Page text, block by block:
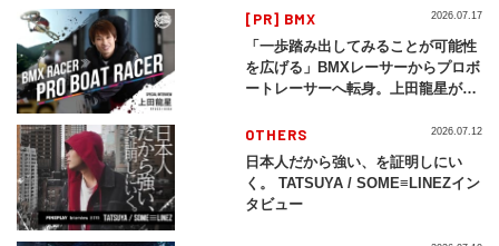
[PR] BMX
「一歩踏み出してみることが可能性
を広げる」BMXレーサーからプロボ
ートレーサーへ転身。上田龍星が体
2026.07.17
OTHERS
日本人だから強い、を証明しにい
く。 TATSUYA / SOME≡LINEZイン
タビュー
2026.07.12